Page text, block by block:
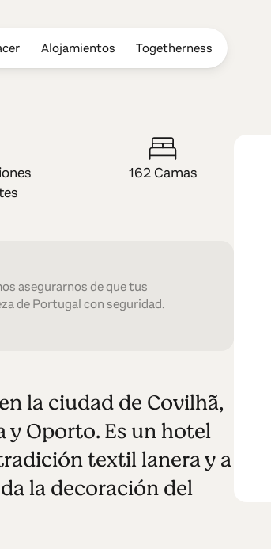
Alojamientos Togetherness
Hotel &
162 Camas
asegurarnos de que tus
de Portugal con seguridad.
la ciudad de Covilhã,
y Oporto. Es un hotel
textil lanera y a
la decoración del